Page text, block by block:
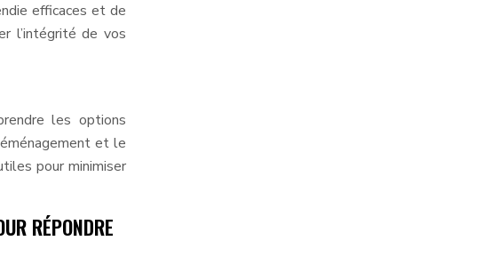
efficaces et de
l’intégrité de vos
les options
et le
pour minimiser
RÉPONDRE